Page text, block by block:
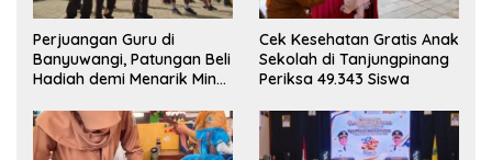
Perjuangan Guru di
Banyuwangi, Patungan Beli
Hadiah demi Menarik Minat
Cek Kesehatan Gratis Anak
Sekolah di Tanjungpinang
Periksa 49.343 Siswa